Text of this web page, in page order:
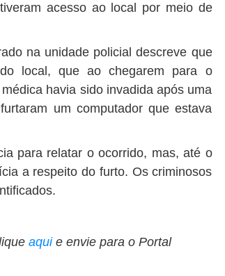
acesso ao local por meio de
na unidade policial descreve que
local, que ao chegarem para o
havia sido invadida após uma
um computador que estava
para relatar o ocorrido, mas, até o
a respeito do furto. Os criminosos
aqui e envie para o Portal